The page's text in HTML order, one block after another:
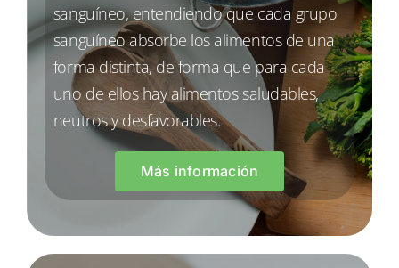
sanguíneo, entendiendo que cada grupo
sanguíneo absorbe los alimentos de una
forma distinta, de forma que para cada
uno de ellos hay alimentos saludables,
neutros y desfavorables.
Más información